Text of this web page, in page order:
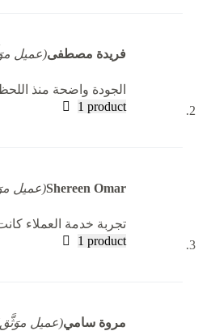
فريدة مصطفى(عميل
الجودة واضحة منذ
1 product
Shereen Omar(عميل
تجربة خدمة العملاء
1 product
مروة سامي(عميل